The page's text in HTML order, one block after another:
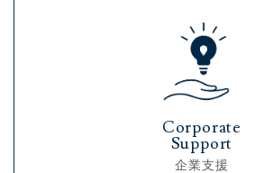
Corporate
Support
企業支援